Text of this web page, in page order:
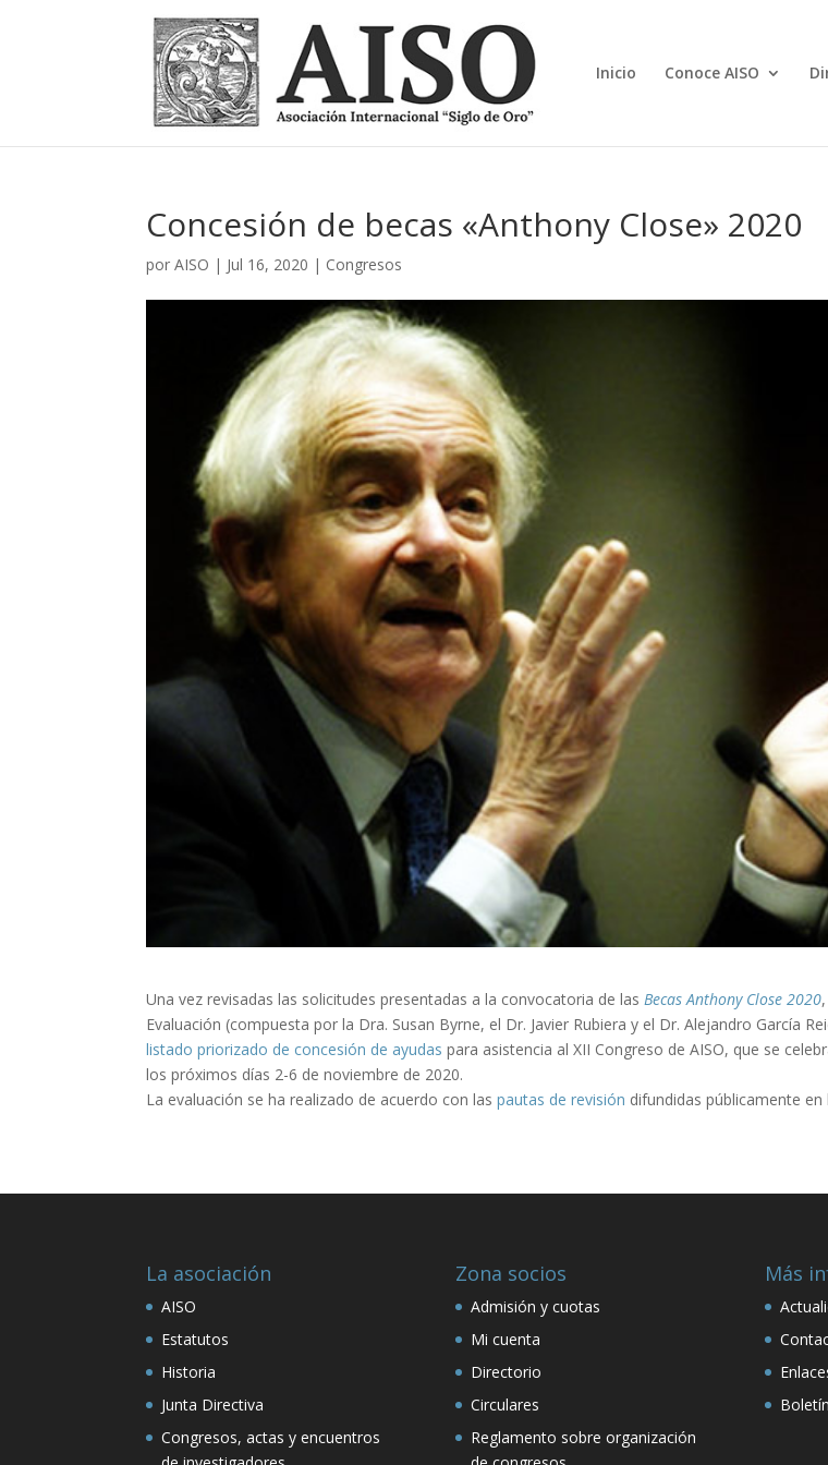
Inicio Conoce AISO
Concesión de becas «Anthony Close» 2020
porAISO | Jul 16, 2020 | Congresos
Una vez revisadas las solicitudes presentadas a la convocatoria de las Becas Anthony Close 2020
Evaluación (compuesta por la Dra. Susan Byrne, el Dr. Javier Rubiera y el Dr. Alejandro García
listado priorizado de concesión de ayudas para asistencia al XII Congreso de AISO, que se
los próximos días 2-6 de noviembre de 2020.
La evaluación se ha realizado de acuerdo con laspautas de revisión difundidas públicamente en
La asociación
AISO
Estatutos
Historia
Junta Directiva
Congresos, actas y encuentros
Zona socios
Admisión y cuotas
Mi cuenta
Directorio
Circulares
Reglamento sobre organización
Más